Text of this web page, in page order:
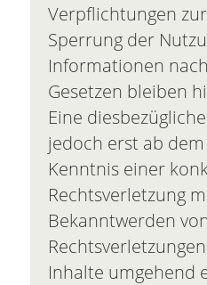
Verpflichtungen
Sperrung der
Informationen
Gesetzen bleiben
Eine
jedoch erst ab
Kenntnis einer
Rechtsverletzung
Bekanntwerden
Inhalte umgehend